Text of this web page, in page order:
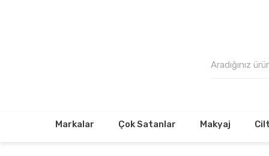
Markalar Çok Satanlar Makyaj